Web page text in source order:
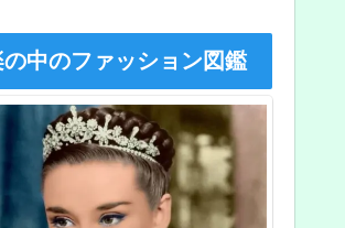
の中のファッション図鑑